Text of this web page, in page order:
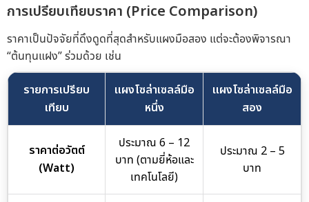
การเปรียบเทียบราคา (Price Comparison)
ราคาเป็นปัจจัยที่ดึงดูดที่สุดสำหรับแผงมือสอง แต่จะต้องพิจารณา
“ต้นทุนแฝง” ร่วมด้วย เช่น
รายการเปรียบ
เทียบ
แผงโซล่าเซลล์มือ
หนึ่ง
แผงโซล่าเซลล์มือ
สอง
ราคาต่อวัตต์
(Watt)
ประมาณ 6 – 12
บาท (ตามยี่ห้อและ
เทคโนโลยี)
ประมาณ 2 – 5
บาท